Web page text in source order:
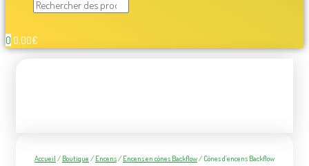
0 0,00€
Accueil / Boutique / Encens/ Encens en cônes Backflow/ Cônes d’encens Backflow